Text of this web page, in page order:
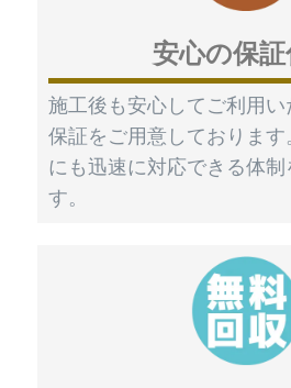
安心の保証
施工後も安心してご利用
保証をご用意しておりま
にも迅速に対応できる体制
す。